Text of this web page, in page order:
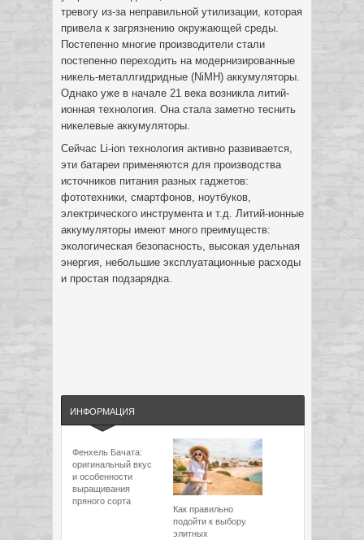
тревогу из-за неправильной утилизации, которая
привела к загрязнению окружающей среды.
Постепенно многие производители стали
постепенно переходить на модернизированные
никель-металлгидридные (NiMH) аккумуляторы.
Однако уже в начале 21 века возникла литий-
ионная технология. Она стала заметно теснить
никелевые аккумуляторы.
Сейчас Li-ion технология активно развивается,
эти батареи применяются для производства
источников питания разных гаджетов:
фототехники, смартфонов, ноутбуков,
электрического инструмента и т.д. Литий-ионные
аккумуляторы имеют много преимуществ:
экологическая безопасность, высокая удельная
энергия, небольшие эксплуатационные расходы
и простая подзарядка.
ИНФОРМАЦИЯ
Фенхель Бачата:
оригинальный вкус
и особенности
выращивания
пряного сорта
Как правильно
подойти к выбору
элитных